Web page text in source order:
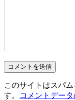
このサイトはスパ
す。
コメントデー